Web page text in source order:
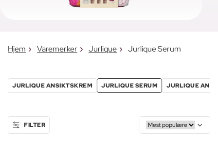
Hjem Varemerker Jurlique Jurlique Serum
JURLIQUE ANSIKTSKREM JURLIQUE SERUM JURLIQUE
FILTER